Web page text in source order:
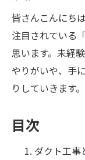
皆さんこんにち
注目されている
思います。未経
やりがいや、手
りしていきます。
目次
ダクト工事